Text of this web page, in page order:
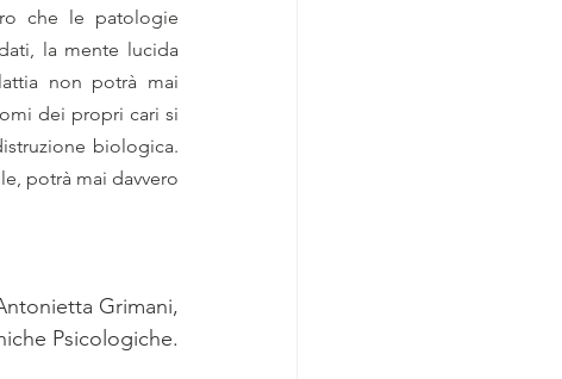
che le patologie
la mente lucida
non potrà mai
dei propri cari si
biologica.
potrà mai davvero
Grimani,
Psicologiche.